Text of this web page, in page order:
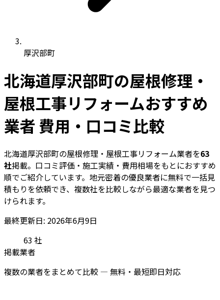
厚沢部町
北海道厚沢部町の屋根修理・
屋根工事リフォームおすすめ
業者 費用・口コミ比較
北海道厚沢部町の屋根修理・屋根工事リフォーム業者を63
社掲載。口コミ評価・施工実績・費用相場をもとにおすすめ
順でご紹介しています。地元密着の優良業者に無料で一括見
積もりを依頼でき、複数社を比較しながら最適な業者を見つ
けられます。
最終更新日: 2026年6月9日
63 社
掲載業者
複数の業者をまとめて比較 — 無料・最短即日対応